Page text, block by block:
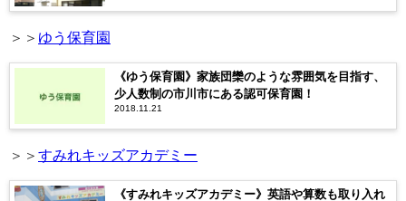
＞＞ ゆう保育園
《ゆう保育園》家族団欒のような雰囲気を目指す、
少人数制の市川市にある認可保育園！
2018.11.21
＞＞ すみれキッズアカデミー
《すみれキッズアカデミー》英語や算数も取り入れ